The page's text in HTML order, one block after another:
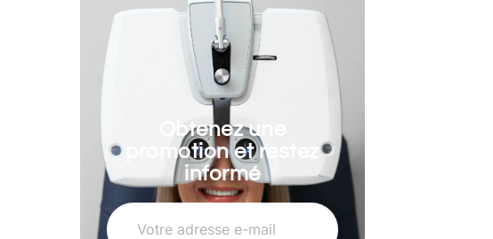
Obtenez une
promotion et restez
informé